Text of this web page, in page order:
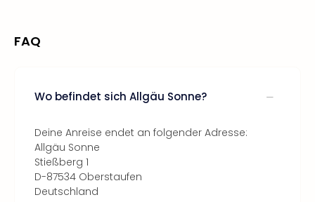
FAQ
Wo befindet sich Allgäu Sonne?
Deine Anreise endet an folgender Adresse:
Allgäu Sonne
Stießberg 1
D-87534 Oberstaufen
Deutschland